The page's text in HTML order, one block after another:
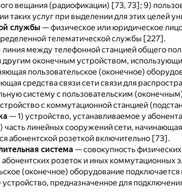
вещания (радиофикации) [73, 73]; 9)
таких услуг при выделении для этих целей
службы — физическое или юридическое
телематической службы [227].
линия между телефонной станцией общего
другим оконечным устройством,
пользовательское (оконечное)
средства связи сети связи для
систему с пользовательским
с коммутационной станцией
— 1) устройство, устанавливаемое у
линейных сооружений сети,
абонентской розеткой включительно [73].
система — совокупность
абонентских розеток и иных
(оконечное) оборудование
предназначенное для